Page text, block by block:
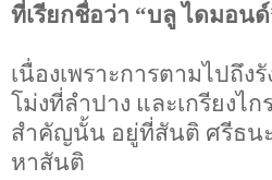
ที่เรียกชื่อว่า “บลู ไดมอนด์
เนื่องเพราะการตามไปถึง
โม่งที่ลำปาง และเกรียงไก
สำคัญนั้น อยู่ที่สันติ ศรีธน
หาสันติ